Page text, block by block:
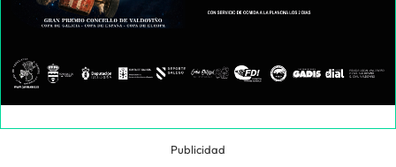
Publicidad